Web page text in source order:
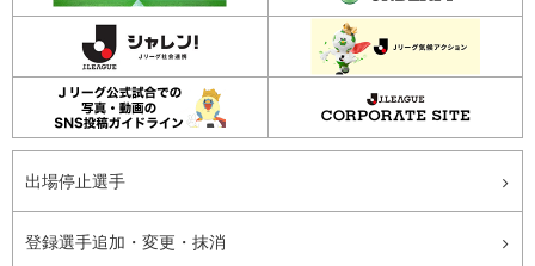
出場停止選手
登録選手追加・変更・抹消